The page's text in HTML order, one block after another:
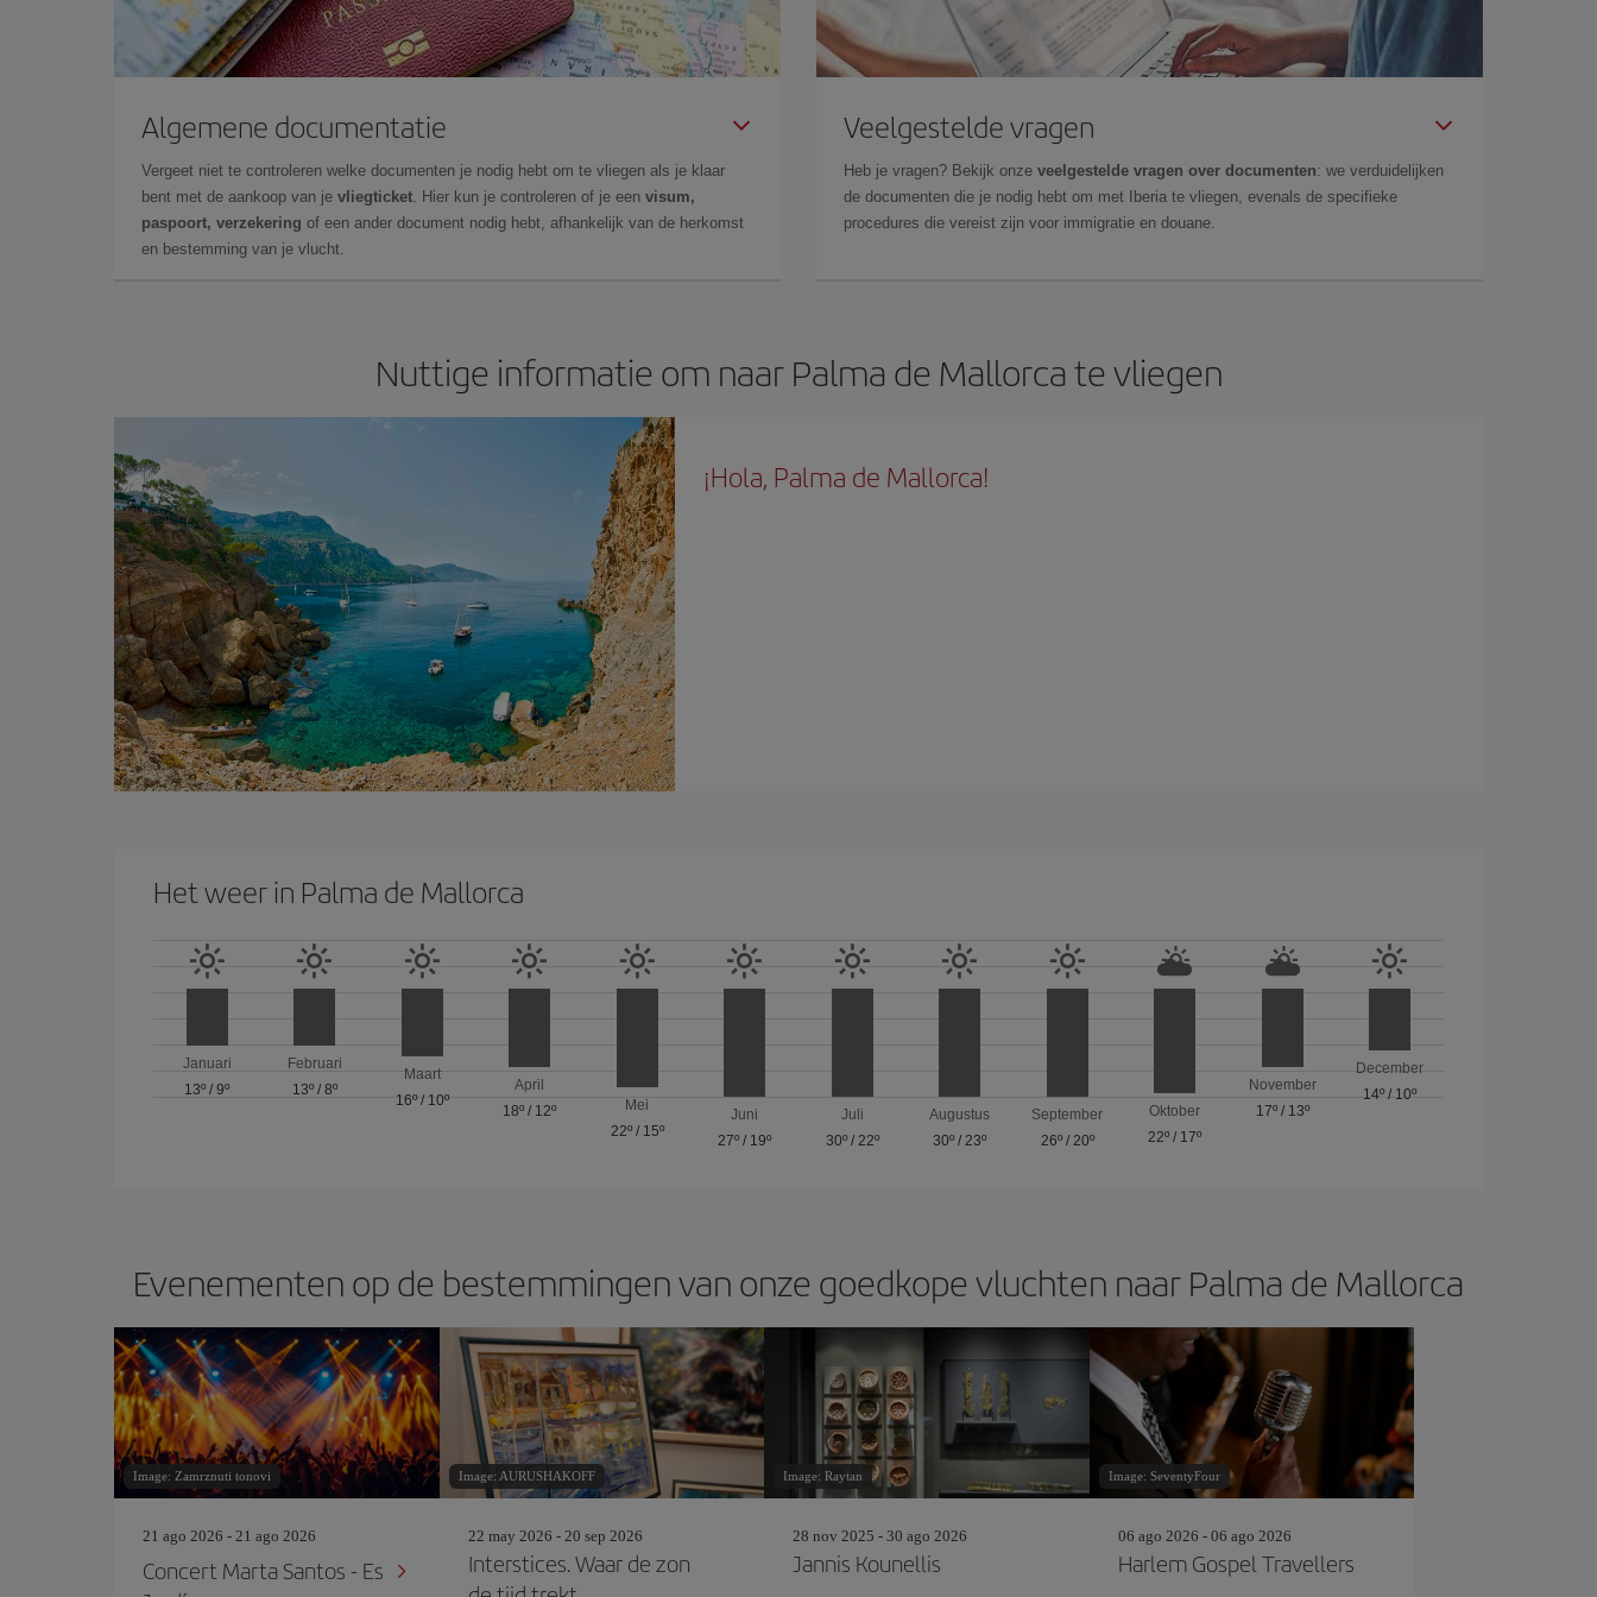
Algemene documentatie
Vergeet niet te controleren welke documenten je nodig hebt om te vliegen als je klaar
bent met de aankoop van je vliegticket. Hier kun je controleren of je een visum,
paspoort, verzekering of een ander document nodig hebt, afhankelijk van de herkomst
en bestemming van je vlucht.
Veelgestelde vragen
Heb je vragen? Bekijk onze veelgestelde vragen over documenten: we verduidelijken
de documenten die je nodig hebt om met Iberia te vliegen, evenals de specifieke
procedures die vereist zijn voor immigratie en douane.
Nuttige informatie om naar Palma de Mallorca te vliegen
¡Hola, Palma de Mallorca!
Het weer in Palma de Mallorca
Januari
13º /9º
Februari
13º/ 8º
Maart
16º/ 10º
April
18º / 12º
Mei
22º/ 15º
Juni
27º / 19º
Juli
30º/ 22º
Augustus
30º / 23º
September
26º/ 20º
Oktober
22º / 17º
November
17º/ 13º
December
14º / 10º
Evenementen op de bestemmingen van onze goedkope vluchten naar Palma de Mallorca
Image: Zamrznuti tonovi
21 ago 2026 - 21 ago 2026
Concert Marta Santos - Es
Image: AURUSHAKOFF
22 may 2026 - 20 sep 2026
Interstices. Waar de zon
Image: Raytan
28 nov 2025 - 30 ago 2026
Jannis Kounellis
Image: SeventyFour
06 ago 2026 - 06 ago 2026
Harlem Gospel Travellers